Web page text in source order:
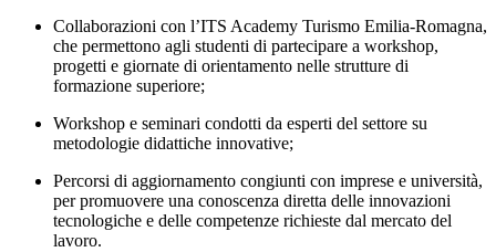
Collaborazioni con l’ITS Academy Turismo Emilia-Romagna,
che permettono agli studenti di partecipare a workshop,
progetti e giornate di orientamento nelle strutture di
formazione superiore;
Workshop e seminari condotti da esperti del settore su
metodologie didattiche innovative;
Percorsi di aggiornamento congiunti con imprese e università,
per promuovere una conoscenza diretta delle innovazioni
tecnologiche e delle competenze richieste dal mercato del
lavoro.